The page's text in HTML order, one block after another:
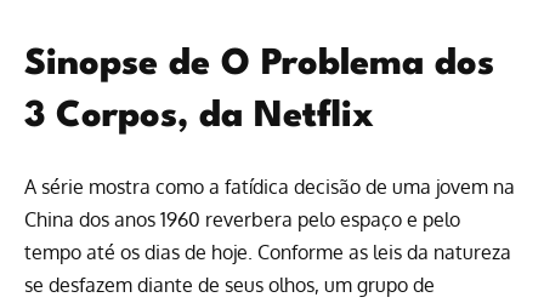
Sinopse de O Problema dos
3 Corpos, da Netflix
A série mostra como a fatídica decisão de uma jovem na
China dos anos 1960 reverbera pelo espaço e pelo
tempo até os dias de hoje. Conforme as leis da natureza
se desfazem diante de seus olhos, um grupo de